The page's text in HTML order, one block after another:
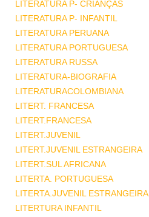
LITERATURA P- CRIANÇAS
LITERATURA P- INFANTIL
LITERATURA PERUANA
LITERATURA PORTUGUESA
LITERATURA RUSSA
LITERATURA-BIOGRAFIA
LITERATURACOLOMBIANA
LITERT. FRANCESA
LITERT.FRANCESA
LITERT.JUVENIL
LITERT.JUVENIL ESTRANGEIRA
LITERT.SUL AFRICANA
LITERTA. PORTUGUESA
LITERTA.JUVENIL ESTRANGEIRA
LITERTURA INFANTIL